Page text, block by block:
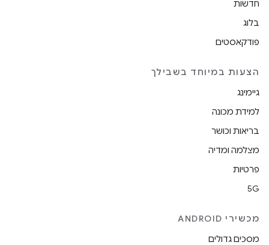
חדשות
בלוג
פודקאסטים
הצעות במיוחד בשבילך
גיימינג
למידת מכונה
בריאות וכושר
מצלמה ומדיה
פרטיות
5G
מכשירי ANDROID
מסכים גדולים